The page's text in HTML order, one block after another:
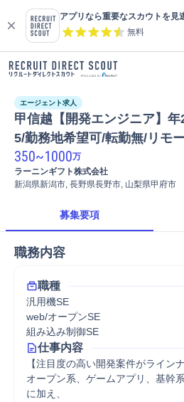
アプリなら重要なスカウトを見
無料
エージェント求人
甲信越【開発エンジニア】
5/勤務地希望可/転勤無/リモ
350~1000万
ラーニンギフト株式会社
新潟県新潟市, 長野県長野市, 山梨県甲府市
募集要項
職務内容
職種
汎用機SE
web/オープンSE
組み込み制御SE
仕事内容
【注目度の高い開発案件がライン
オープン系、ゲームアプリ、基幹
に加え、